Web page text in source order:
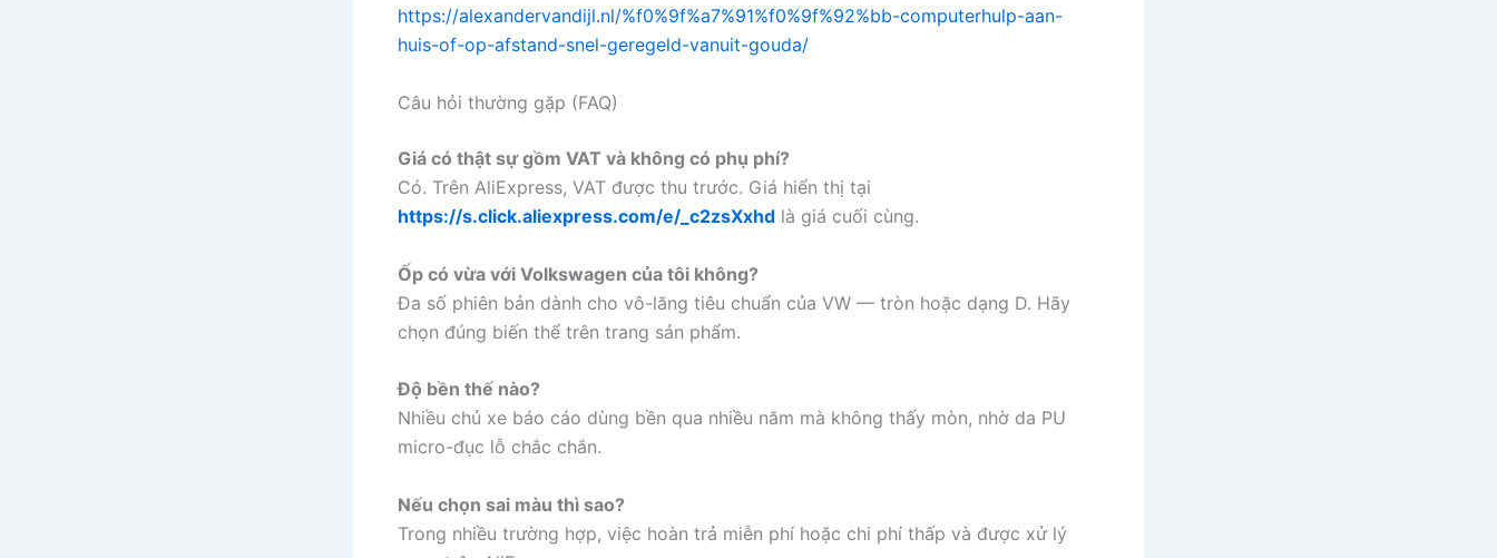
https://alexandervandijl.nl/%f0%9f%a7%91%f0%9f%92%bb-computerhulp-aan-
huis-of-op-afstand-snel-geregeld-vanuit-gouda/
Câu hỏi thường gặp (FAQ)
Giá có thật sự gồm VAT và không có phụ phí?
Có. Trên AliExpress, VAT được thu trước. Giá hiển thị tại
https://s.click.aliexpress.com/e/_c2zsXxhd là giá cuối cùng.
Ốp có vừa với Volkswagen của tôi không?
Đa số phiên bản dành cho vô-lăng tiêu chuẩn của VW — tròn hoặc dạng D. Hãy
chọn đúng biến thể trên trang sản phẩm.
Độ bền thế nào?
Nhiều chủ xe báo cáo dùng bền qua nhiều năm mà không thấy mòn, nhờ da PU
micro-đục lỗ chắc chắn.
Nếu chọn sai màu thì sao?
Trong nhiều trường hợp, việc hoàn trả miễn phí hoặc chi phí thấp và được xử lý